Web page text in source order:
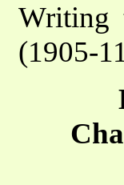
Writing
(1905-